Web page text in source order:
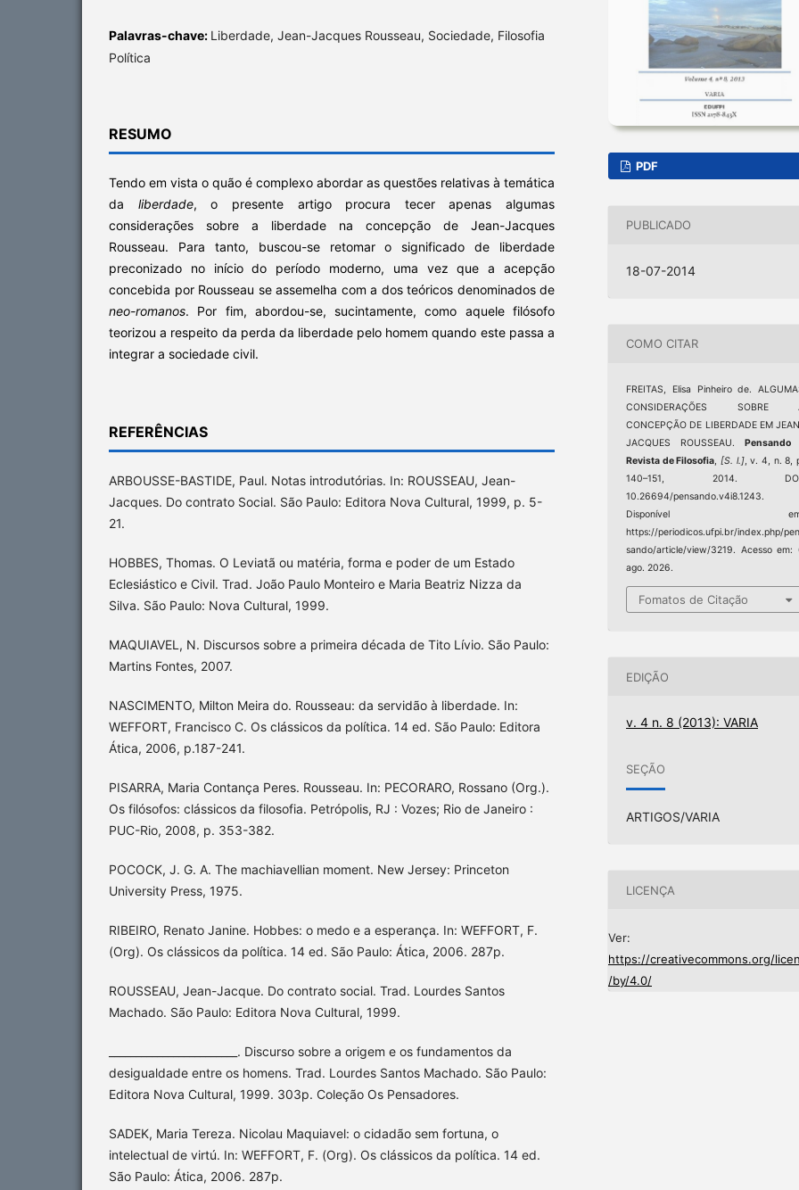
Palavras-chave: Liberdade, Jean-Jacques Rousseau, Sociedade, Filosofia
Política
RESUMO
Tendo em vista o quão é complexo abordar as questões relativas à temática
da liberdade, o presente artigo procura tecer apenas algumas
considerações sobre a liberdade na concepção de Jean-Jacques
Rousseau. Para tanto, buscou-se retomar o significado de liberdade
preconizado no início do período moderno, uma vez que a acepção
concebida por Rousseau se assemelha com a dos teóricos denominados de
neo-romanos. Por fim, abordou-se, sucintamente, como aquele filósofo
teorizou a respeito da perda da liberdade pelo homem quando este passa a
integrar a sociedade civil.
REFERÊNCIAS
ARBOUSSE-BASTIDE, Paul. Notas introdutórias. In: ROUSSEAU, Jean-
Jacques. Do contrato Social. São Paulo: Editora Nova Cultural, 1999, p. 5-
21.
HOBBES, Thomas. O Leviatã ou matéria, forma e poder de um Estado
Eclesiástico e Civil. Trad. João Paulo Monteiro e Maria Beatriz Nizza da
Silva. São Paulo: Nova Cultural, 1999.
MAQUIAVEL, N. Discursos sobre a primeira década de Tito Lívio. São Paulo:
Martins Fontes, 2007.
NASCIMENTO, Milton Meira do. Rousseau: da servidão à liberdade. In:
WEFFORT, Francisco C. Os clássicos da política. 14 ed. São Paulo: Editora
Ática, 2006, p.187-241.
PISARRA, Maria Contança Peres. Rousseau. In: PECORARO, Rossano (Org.).
Os filósofos: clássicos da filosofia. Petrópolis, RJ : Vozes; Rio de Janeiro :
PUC-Rio, 2008, p. 353-382.
POCOCK, J. G. A. The machiavellian moment. New Jersey: Princeton
University Press, 1975.
RIBEIRO, Renato Janine. Hobbes: o medo e a esperança. In: WEFFORT, F.
(Org). Os clássicos da política. 14 ed. São Paulo: Ática, 2006. 287p.
ROUSSEAU, Jean-Jacque. Do contrato social. Trad. Lourdes Santos
Machado. São Paulo: Editora Nova Cultural, 1999.
________________________. Discurso sobre a origem e os fundamentos da
desigualdade entre os homens. Trad. Lourdes Santos Machado. São Paulo:
Editora Nova Cultural, 1999. 303p. Coleção Os Pensadores.
SADEK, Maria Tereza. Nicolau Maquiavel: o cidadão sem fortuna, o
intelectual de virtú. In: WEFFORT, F. (Org). Os clássicos da política. 14 ed.
São Paulo: Ática, 2006. 287p.
PDF
PUBLICADO
18-07-2014
COMO CITAR
FREITAS, Elisa Pinheiro de.
CONSIDERAÇÕES SOBRE
CONCEPÇÃO DE LIBERDADE EM
JACQUES ROUSSEAU. Pensando
Revista de Filosofia
[S. l.], v. 4, n. 8,
140–151, 2014.
10.26694/pensando.v4i8.1243.
Disponível
https://periodicos.ufpi.br/index.php/
sando/article/view/3219. Acesso em:
ago. 2026.
Fomatos de Citação
EDIÇÃO
v. 4 n. 8 (2013): VARIA
SEÇÃO
ARTIGOS/VARIA
LICENÇA
Ver:
https://creativecommons.org/
/by/4.0/